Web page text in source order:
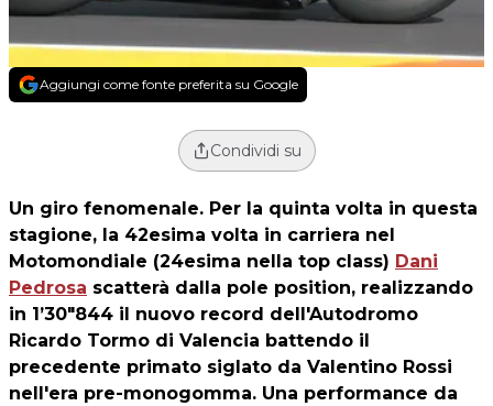
Aggiungi come fonte preferita su Google
Condividi su
Un giro fenomenale. Per la quinta volta in questa
stagione, la 42esima volta in carriera nel
Motomondiale (24esima nella top class) Dani
Pedrosa scatterà dalla pole position, realizzando
in 1’30″844 il nuovo record dell'Autodromo
Ricardo Tormo di Valencia battendo il
precedente primato siglato da Valentino Rossi
nell'era pre-monogomma. Una performance da